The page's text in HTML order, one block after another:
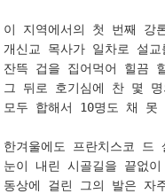
이 지역에서의 첫 번째 강
개신교 목사가 일차로 설
잔뜩 겁을 집어먹어 힐끔
그 뒤로 호기심에 찬 몇
모두 합해서 10명도 채 못
한겨울에도 프란치스코 드
눈이 내린 시골길을 끝없
동상에 걸린 그의 발은 자